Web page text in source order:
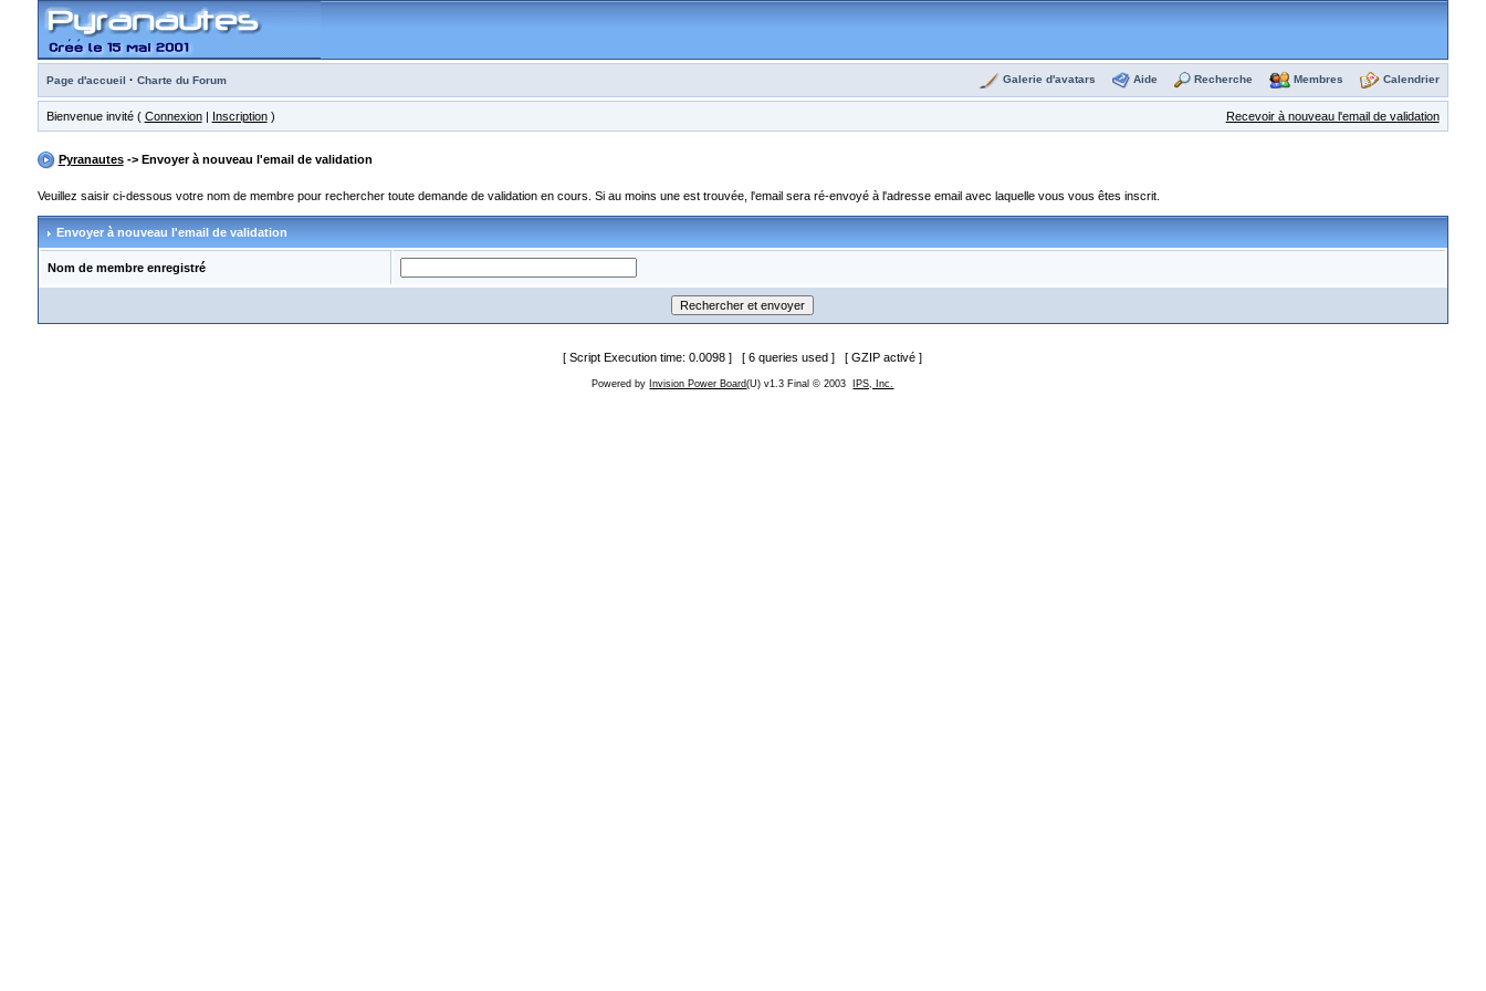
Page d'accueil · Charte du Forum Galerie d'avatars Aide Recherche Membres Calendrier
Bienvenue invité ( Connexion| Inscription) Recevoir à nouveau l'email de validation
Pyranautes-> Envoyer à nouveau l'email de validation
Veuillez saisir ci-dessous votre nom de membre pour rechercher toute demande de validation en cours. Si au moins une est trouvée, l'email sera ré-envoyé à l'adresse email avec laquelle vous vous êtes inscrit.
Envoyer à nouveau l'email de validation
Nom de membre enregistré
[ Script Execution time: 0.0098 ] [ 6 queries used ] [ GZIP activé ]
Powered by Invision Power Board(U) v1.3 Final © 2003 IPS, Inc.